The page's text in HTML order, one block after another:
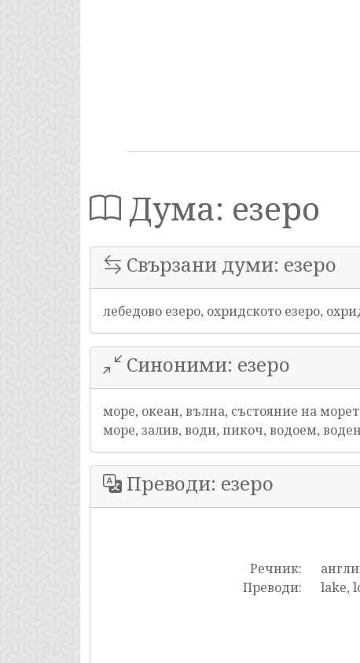
Дума: езеро
Свързани думи: езеро
лебедово езеро, охридското езеро,
Синоними: езеро
море, океан, вълна, състояние на
море, залив, води, пикоч, водоем,
Преводи: езеро
Речник:
Преводи:
lake,